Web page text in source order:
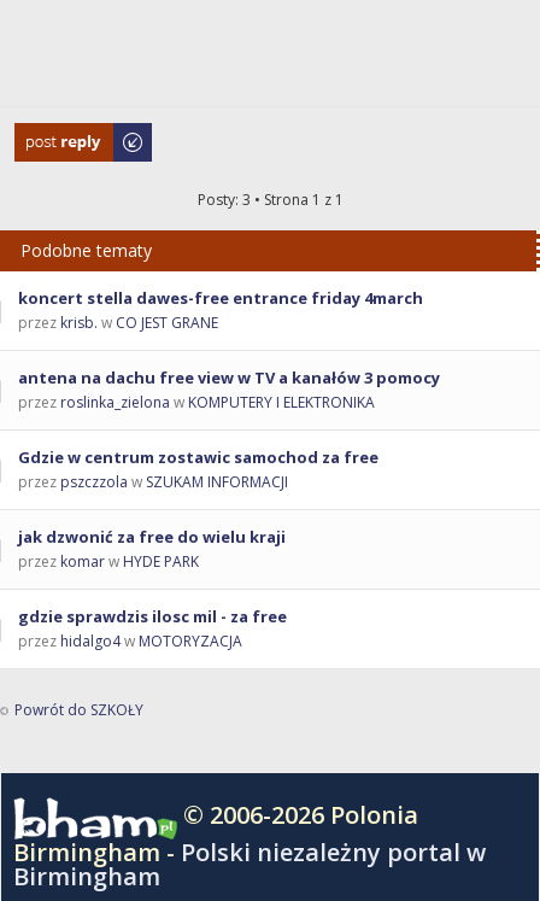
Odpowiedz
Posty: 3 • Strona 1 z 1
Podobne tematy
koncert stella dawes-free entrance friday 4march
przez krisb. w CO JEST GRANE
antena na dachu free view w TV a kanałów 3 pomocy
przez roslinka_zielona w KOMPUTERY I ELEKTRONIKA
Gdzie w centrum zostawic samochod za free
przez pszczzola w SZUKAM INFORMACJI
jak dzwonić za free do wielu kraji
przez komarw HYDE PARK
gdzie sprawdzis ilosc mil - za free
przez hidalgo4w MOTORYZACJA
Powrót do SZKOŁY
© 2006-2026 Polonia
Birmingham - Polski niezależny portal w
Birmingham